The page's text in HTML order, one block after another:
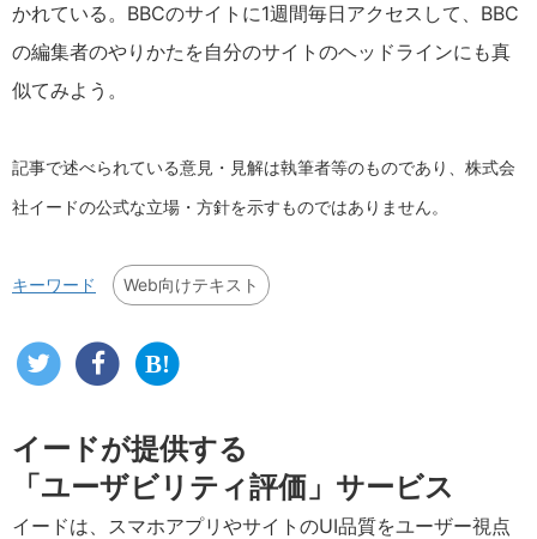
かれている。BBCのサイトに1週間毎日アクセスして、BBC
の編集者のやりかたを自分のサイトのヘッドラインにも真
似てみよう。
記事で述べられている意見・見解は執筆者等のものであり、株式会
社イードの公式な立場・方針を示すものではありません。
キーワード Web向けテキスト
イードが提供する
「ユーザビリティ評価」サービス
イードは、スマホアプリやサイトのUI品質をユーザー視点